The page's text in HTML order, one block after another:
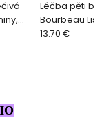
Léčba pěti
Bourbeau
13.70 €